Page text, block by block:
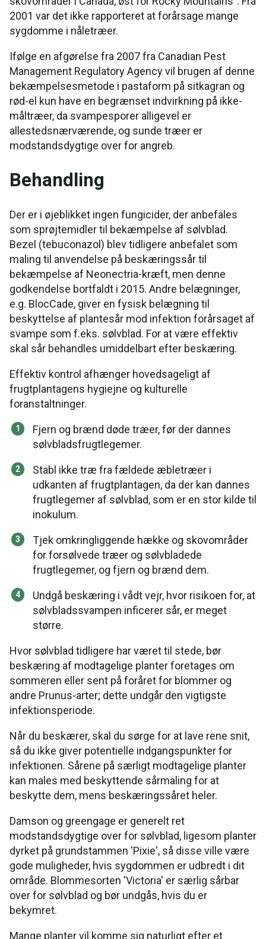
2001 var det ikke rapporteret at forårsage mange
sygdomme i nåletræer.
Ifølge en afgørelse fra 2007 fra Canadian Pest
Management Regulatory Agency vil brugen af denne
bekæmpelsesmetode i pastaform på sitkagran og
rød-el kun have en begrænset indvirkning på ikke-
måltræer, da svampesporer alligevel er
allestedsnærværende, og sunde træer er
modstandsdygtige over for angreb.
Behandling
Der er i øjeblikket ingen fungicider, der anbefales
som sprøjtemidler til bekæmpelse af sølvblad.
Bezel (tebuconazol) blev tidligere anbefalet som
maling til anvendelse på beskæringssår til
bekæmpelse af Neonectria-kræft, men denne
godkendelse bortfaldt i 2015. Andre belægninger,
e.g. BlocCade, giver en fysisk belægning til
beskyttelse af plantesår mod infektion forårsaget af
svampe som f.eks. sølvblad. For at være effektiv
skal sår behandles umiddelbart efter beskæring.
Effektiv kontrol afhænger hovedsageligt af
frugtplantagens hygiejne og kulturelle
foranstaltninger.
Fjern og brænd døde træer, før der dannes
sølvbladsfrugtlegemer.
Stabl ikke træ fra fældede æbletræer i
udkanten af frugtplantagen, da der kan dannes
frugtlegemer af sølvblad, som er en stor kilde til
inokulum.
Tjek omkringliggende hække og skovområder
for forsølvede træer og sølvbladede
frugtlegemer, og fjern og brænd dem.
Undgå beskæring i vådt vejr, hvor risikoen for, at
sølvbladssvampen inficerer sår, er meget
større.
Hvor sølvblad tidligere har været til stede, bør
beskæring af modtagelige planter foretages om
sommeren eller sent på foråret for blommer og
andre Prunus-arter; dette undgår den vigtigste
infektionsperiode.
Når du beskærer, skal du sørge for at lave rene snit,
så du ikke giver potentielle indgangspunkter for
infektionen. Sårene på særligt modtagelige planter
kan males med beskyttende sårmaling for at
beskytte dem, mens beskæringssåret heler.
Damson og greengage er generelt ret
modstandsdygtige over for sølvblad, ligesom planter
dyrket på grundstammen 'Pixie', så disse ville være
gode muligheder, hvis sygdommen er udbredt i dit
område. Blommesorten 'Victoria' er særlig sårbar
over for sølvblad og bør undgås, hvis du er
bekymret.
Mange planter vil komme sig naturligt efter et